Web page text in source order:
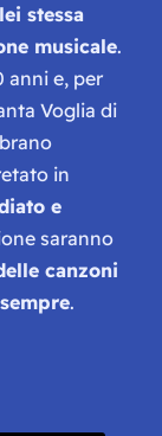
lei stessa
musicale.
anni e, per
Voglia di
in
e
saranno
canzoni
.